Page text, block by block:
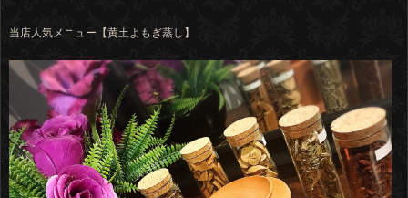
当店人気メニュー【黄土よもぎ蒸し】